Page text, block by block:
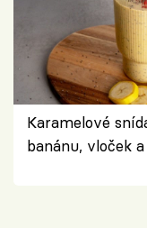
Karamelové
banánu, vloček